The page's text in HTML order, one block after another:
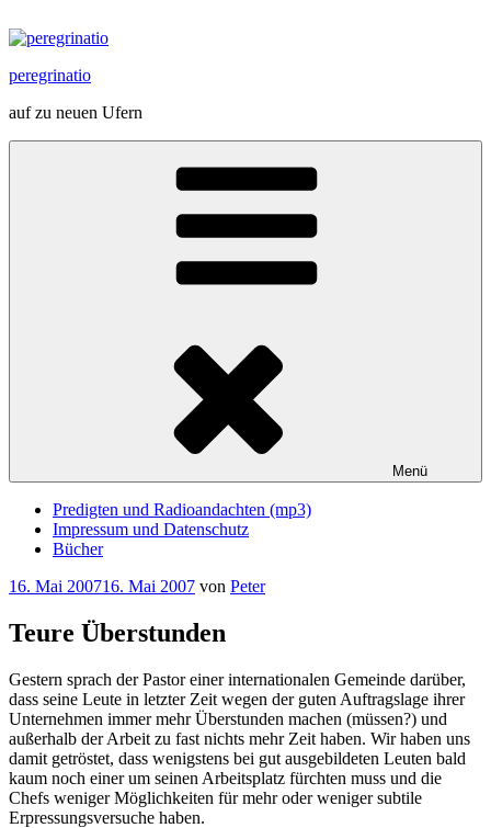
Inhalt
peregrinatio
auf zu neuen Ufern
Menü
Predigten und Radioandachten (mp3)
Impressum und Datenschutz
Bücher
Veröffentlicht
16. Mai 200716. Mai 2007 von Peter
Teure Überstunden
Gestern sprach der Pastor einer internationalen Gemeinde darüber,
dass seine Leute in letzter Zeit wegen der guten Auftragslage ihrer
Unternehmen immer mehr Überstunden machen (müssen?) und
außerhalb der Arbeit zu fast nichts mehr Zeit haben. Wir haben uns
damit getröstet, dass wenigstens bei gut ausgebildeten Leuten bald
kaum noch einer um seinen Arbeitsplatz fürchten muss und die
Chefs weniger Möglichkeiten für mehr oder weniger subtile
Erpressungsversuche haben.